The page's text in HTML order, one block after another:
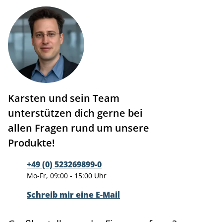
Karsten und sein Team
unterstützen dich gerne bei
allen Fragen rund um unsere
Produkte!
+49 (0) 523269899-0
Mo-Fr, 09:00 - 15:00 Uhr
Schreib mir eine E-Mail